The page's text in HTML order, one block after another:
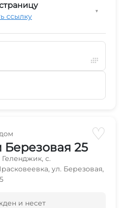
♡
Березовая 25
Геленджик, с.
ул. Березовая,
и несет
ссылку
▼